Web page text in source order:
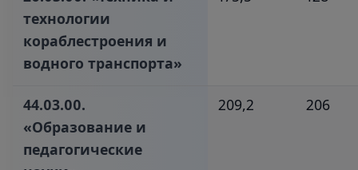
технологии
кораблестроения и
водного транспорта»‎
44.03.00.
«Образование и
педагогические
209,2 206